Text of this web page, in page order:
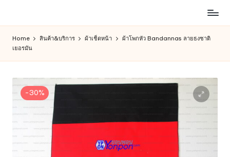
content
สินค้า
คน
การ
ช็อป
Home สินค้า&บริการ ผ้าเช็ดหน้า
ผ้าโพกหัว Bandannas ลายธงชาติ
เยอรมัน
-30%